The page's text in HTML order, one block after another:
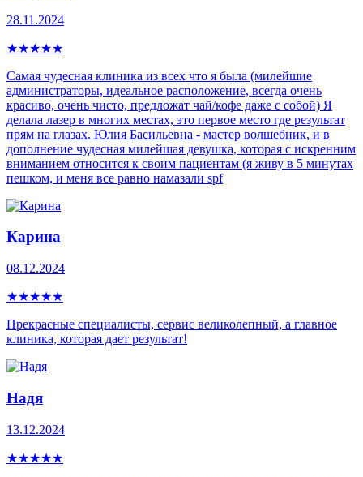
28.11.2024
★★★★★
Самая чудесная клиника из всех что я была (милейшие
администраторы, идеальное расположение, всегда очень
красиво, очень чисто, предложат чай/кофе даже с собой) Я
делала лазер в многих местах, это первое место где результат
прям на глазах. Юлия Басильевна - мастер волшебник, и в
дополнение чудесная милейшая девушка, которая с искренним
вниманием относится к своим пациентам (я живу в 5 минутах
пешком, и меня все равно намазали spf
Карина
08.12.2024
★★★★★
Прекрасные специалисты, сервис великолепный, а главное
клиника, которая дает результат!
Надя
13.12.2024
★★★★★